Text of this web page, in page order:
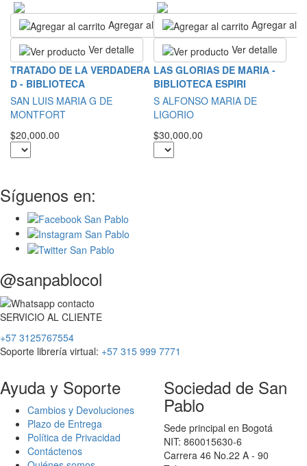
Agregar al carrito
Ver detalle
TRATADO DE LA VERDADERA
D - BIBLIOTECA
SAN LUIS MARIA G DE
MONTFORT
$20,000.00
Agregar al
Ver detalle
LAS GLORIAS DE MARIA -
BIBLIOTECA ESPIRI
S ALFONSO MARIA DE
LIGORIO
$30,000.00
Síguenos en:
@sanpablocol
SERVICIO AL CLIENTE
+57 3125767554
Soporte librería virtual: +57 315 999 7771
Ayuda y Soporte
Cambios y Devoluciones
Plazo de Entrega
Política de Privacidad
Contáctenos
Sociedad de San
Pablo
Sede principal en Bogotá
NIT: 860015630-6
Carrera 46 No.22 A - 90